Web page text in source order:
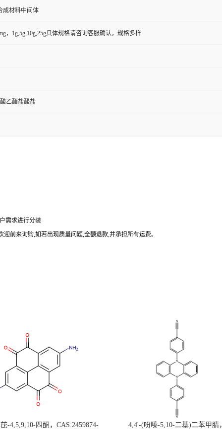
成材料中间体
，1g,5g,10g,25g具体规格请咨询客服确认，规格多样
乙酯盐酸盐
需求进行分装
迎前来询购,如若出现质量问题,全额退款,并承担所有运费。
-4,5,9,10-四酮，CAS:2459874-
4,4'-(吩嗪-5,10-二基)二苯甲腈